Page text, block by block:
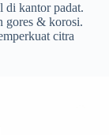
kantor padat.
gores & korosi.
citra